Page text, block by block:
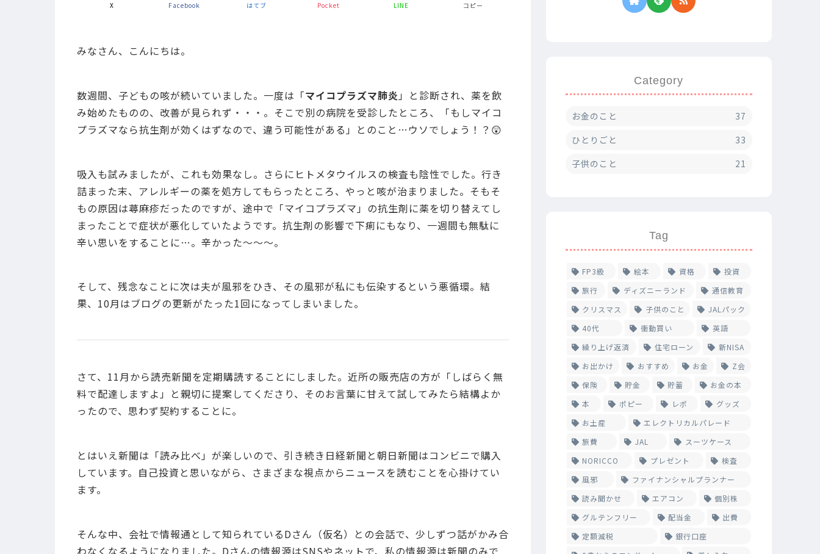
X Facebook はてブ Pocket LINE コピー
みなさん、こんにちは。
数週間、子どもの咳が続いていました。一度は「マイコプラズマ肺炎 」と診断され、薬を飲
み始めたものの、改善が見られず・・・。そこで別の病院を受診したところ、「もしマイコ
プラズマなら抗生剤が効くはずなので、違う可能性がある」とのこと…ウソでしょう！？😲
吸入も試みましたが、これも効果なし。さらにヒトメタウイルスの検査も陰性でした。行き
詰まった末、アレルギーの薬を処方してもらったところ、やっと咳が治まりました。そもそ
もの原因は蕁麻疹だったのですが、途中で「マイコプラズマ」の抗生剤に薬を切り替えてし
まったことで症状が悪化していたようです。抗生剤の影響で下痢にもなり、一週間も無駄に
辛い思いをすることに…。辛かった～～～。
そして、残念なことに次は夫が風邪をひき、その風邪が私にも伝染するという悪循環。結
果、10月はブログの更新がたった1回になってしまいました。
さて、11月から読売新聞を定期購読することにしました。近所の販売店の方が「しばらく無
料で配達しますよ」と親切に提案してくださり、そのお言葉に甘えて試してみたら結構よか
ったので、思わず契約することに。
とはいえ新聞は「読み比べ」が楽しいので、引き続き日経新聞と朝日新聞はコンビニで購入
しています。自己投資と思いながら、さまざまな視点からニュースを読むことを心掛けてい
ます。
そんな中、会社で情報通として知られているDさん（仮名）との会話で、少しずつ話がかみ合
わなくなるようになりました。Dさんの情報源はSNSやネットで、私の情報源は新聞のみで
Category
お金のこと
37
ひとりごと
33
子供のこと
21
Tag
FP3級 絵本 資格
投資
旅行
ディズニーランド
通信教育
クリスマス
子供のこと
JALパック
40代
衝動買い
英語
繰り上げ返済
住宅ローン
新NISA
お出かけ
おすすめ お金
Z会
保険
貯金 貯蓄
お金の本
本
ポピー レポ
グッズ
お土産
エレクトリカルパレード
旅費
JAL
スーツケース
NORICCO
プレゼント
検査
風邪
ファイナンシャルプランナー
読み聞かせ
エアコン
個別株
グルテンフリー
配当金
出費
定額減税
銀行口座